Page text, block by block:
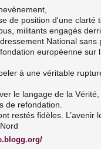
de position d'une clarté
militants engagés
National
européenne
à une véritable
le langage de la
de refondation.
restés fidèles. L’avenir